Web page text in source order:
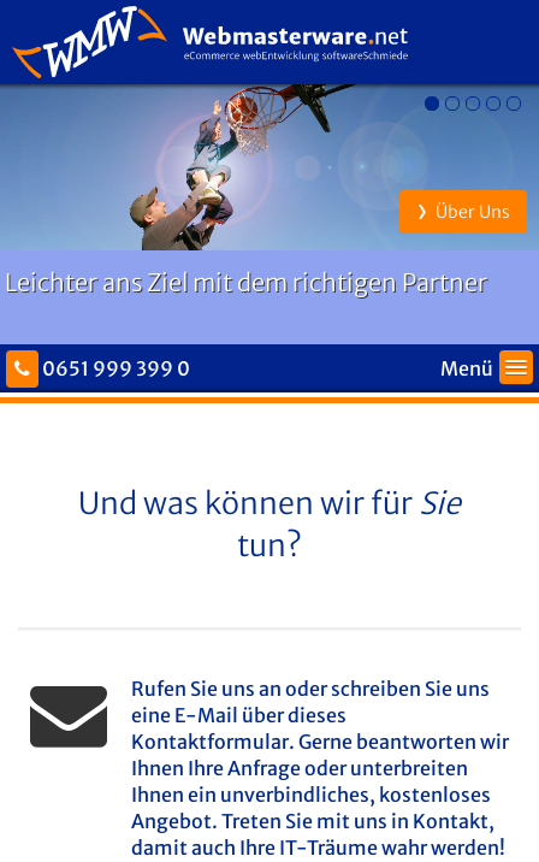
Leichter ans Ziel mit dem richtigen Partner
Über Uns
0651 999 399 0 Menü
eCommerce
Referenzen
Und was können wir für Sie
tun?
Rufen Sie uns an oder schreiben Sie uns
eine E-Mail über dieses
Kontaktformular. Gerne beantworten wir
Ihnen Ihre Anfrage oder unterbreiten
Ihnen ein unverbindliches, kostenloses
Angebot. Treten Sie mit uns in Kontakt,
damit auch Ihre IT-Träume wahr werden!